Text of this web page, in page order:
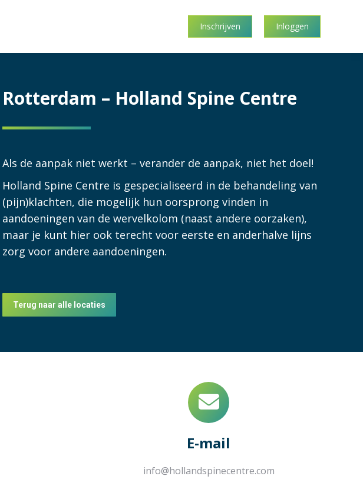
Inschrijven Inloggen
Rotterdam – Holland Spine Centre
Als de aanpak niet werkt – verander de aanpak, niet het doel!
Holland Spine Centre is gespecialiseerd in de behandeling van
(pijn)klachten, die mogelijk hun oorsprong vinden in
aandoeningen van de wervelkolom (naast andere oorzaken),
maar je kunt hier ook terecht voor eerste en anderhalve lijns
zorg voor andere aandoeningen.
Terug naar alle locaties
E-mail
info@hollandspinecentre.com